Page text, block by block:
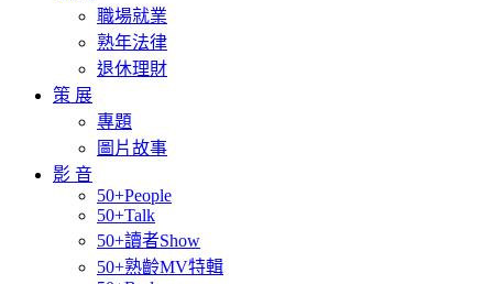
職場就業
熟年法律
退休理財
策 展
專題
圖片故事
影 音
50+People
50+Talk
50+讀者Show
50+熟齡MV特輯